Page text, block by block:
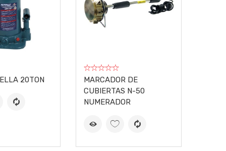
20TON
MARCADOR DE
CUBIERTAS N-50
NUMERADOR